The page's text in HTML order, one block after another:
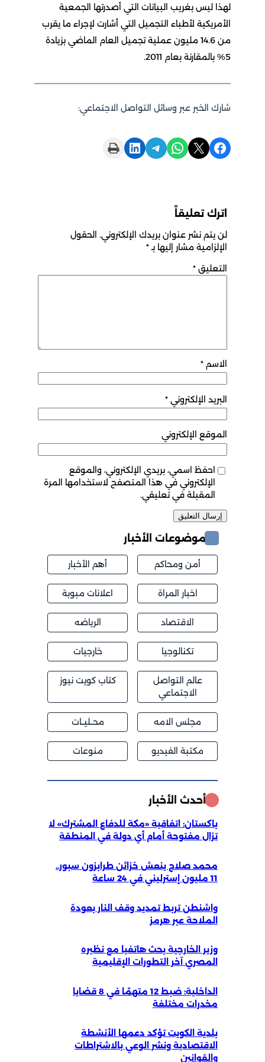
لهذا ليس بغريب البيانات التي أصدرتها الجمعية
الأمريكية لأطباء التجميل التي أشارت لإجراء ما يقرب
من 14.6 مليون عملية تجميل العام الماضي بزيادة
شارك الخبر عبر وسائل التواصل الاجتماعي:
Share on X
Share on WhatsApp
Share on Telegram
Share on LinkedIn
Print this Page
اترك تعليقاً
لن يتم نشر عنوان بريدك الإلكتروني. الحقول
الإلزامية مشار إليها بـ
التعليق*
البريد الإلكتروني*
الموقع الإلكتروني
احفظ اسمي، بريدي الإلكتروني، والموقع
الإلكتروني في هذا المتصفح لاستخدامها المرة
المقبلة في تعليقي.
موضوعات الأخبار
أمن ومحاكم أهم الأخبار
اخبار المراة اعلانات مبوبة
الاقتصاد
تكنالوجيا خارجيات
عالم التواصل
الاجتماعي
كتاب كويت نيوز
مجلس الامه محــليــات
مكتبة الفيديو منوعات
أحدث الأخبار
باكستان: اتفاقية «مكة للدفاع المشترك» لا
تزال مفتوحة أمام أي دولة في المنطقة
محمد صلاح ينعش خزائن طرابزون سبور..
واشنطن تربط تمديد وقف النار بعودة
الملاحة عبر هرمز
وزير الخارجية بحث هاتفيا مع نظيره
المصري آخر التطورات الإقليمية
الداخلية: ضبط 12 متهمًا في 8 قضايا
مخدرات مختلفة
بلدية الكويت تؤكد دعمها الأنشطة
الاقتصادية ونشر الوعي بالاشتراطات
والقوانين